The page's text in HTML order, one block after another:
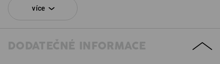
1 STRAUSSbox 145 large N
barva: černá
1x Uzávěry STRAUSSbox
barva: černá
více
DODATEČNÉ INFORMACE